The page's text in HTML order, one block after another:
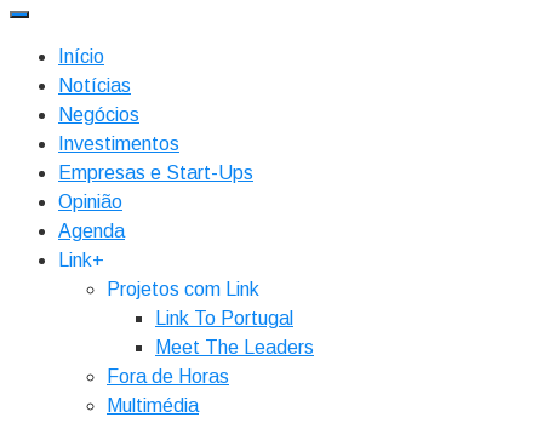
Início
Notícias
Negócios
Investimentos
Empresas e Start-Ups
Opinião
Agenda
Link+
Projetos com Link
Link To Portugal
Meet The Leaders
Fora de Horas
Multimédia